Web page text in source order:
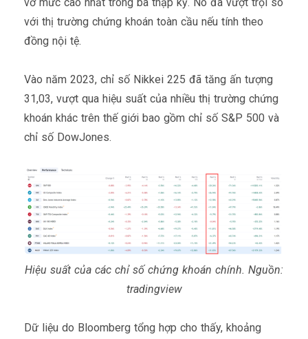
với thị trường chứng khoán toàn cầu nếu tính theo
đồng nội tệ.
Vào năm 2023, chỉ số Nikkei 225 đã tăng ấn tượng
31,03, vượt qua hiệu suất của nhiều thị trường chứng
khoán khác trên thế giới bao gồm chỉ số S&P 500 và
chỉ số DowJones.
Hiệu suất của các chỉ số chứng khoán chính. Nguồn:
tradingview
Dữ liệu do Bloomberg tổng hợp cho thấy, khoảng